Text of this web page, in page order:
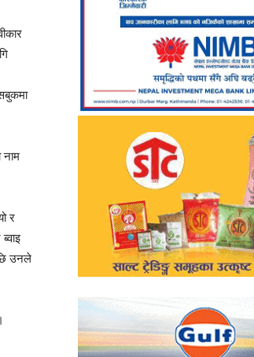
नाम
र
उनले